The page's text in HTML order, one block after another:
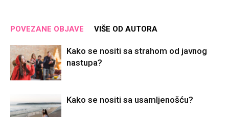
POVEZANE OBJAVE VIŠE OD AUTORA
Kako se nositi sa strahom od javnog
nastupa?
Kako se nositi sa usamljenošću?